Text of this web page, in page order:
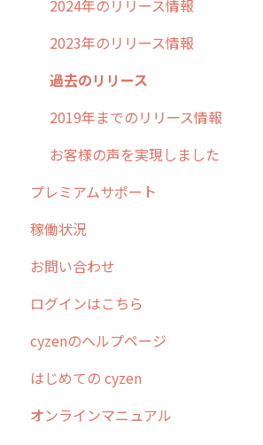
2024年のリリース情報
2023年のリリース情報
過去のリリース
2019年までのリリース情報
お客様の声を実現しました
プレミアムサポート
稼働状況
お問い合わせ
ログインはこちら
cyzenのヘルプページ
はじめての cyzen
0. はじめてのcyzenの使い方
オンラインマニュアル